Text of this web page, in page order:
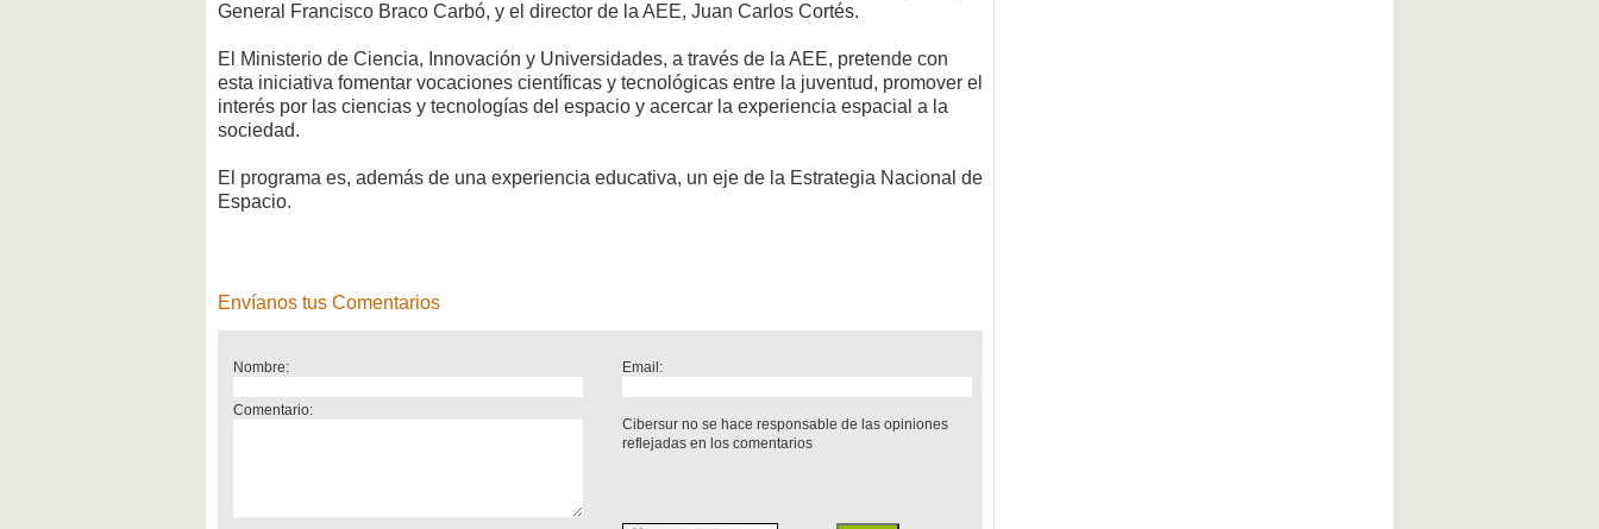
General Francisco Braco Carbó, y el director de la AEE, Juan Carlos Cortés.
El Ministerio de Ciencia, Innovación y Universidades, a través de la AEE, pretende con
esta iniciativa fomentar vocaciones científicas y tecnológicas entre la juventud, promover el
interés por las ciencias y tecnologías del espacio y acercar la experiencia espacial a la
sociedad.
El programa es, además de una experiencia educativa, un eje de la Estrategia Nacional de
Espacio.
Envíanos tus Comentarios
Nombre: Email:
Comentario:
Cibersur no se hace responsable de las opiniones
reflejadas en los comentarios